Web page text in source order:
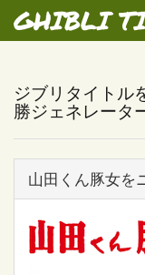
GHIBLI
ジブリタイトル
勝ジェネレータ
山田くん豚女を